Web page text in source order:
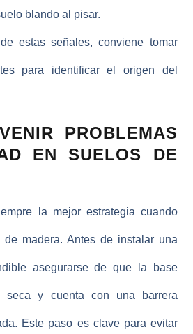
blando al pisar.
estas señales, conviene tomar
para identificar el origen del
PROBLEMAS
EN SUELOS DE
la mejor estrategia cuando
de madera. Antes de instalar una
asegurarse de que la base
seca y cuenta con una barrera
Este paso es clave para evitar